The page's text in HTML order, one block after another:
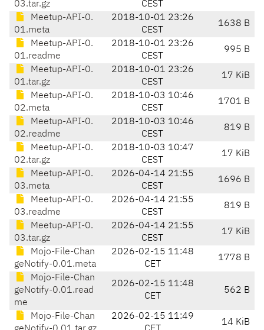
03.tar.gz
CEST
Meetup-API-0.
01.meta
2018-10-01 23:26
CEST
1638 B
Meetup-API-0.
01.readme
2018-10-01 23:26
CEST
995 B
Meetup-API-0.
01.tar.gz
2018-10-01 23:26
CEST
17 KiB
Meetup-API-0.
02.meta
2018-10-03 10:46
CEST
1701 B
Meetup-API-0.
02.readme
2018-10-03 10:46
CEST
819 B
Meetup-API-0.
02.tar.gz
2018-10-03 10:47
CEST
17 KiB
Meetup-API-0.
03.meta
2026-04-14 21:55
CEST
1696 B
Meetup-API-0.
03.readme
2026-04-14 21:55
CEST
819 B
Meetup-API-0.
03.tar.gz
2026-04-14 21:55
CEST
17 KiB
Mojo-File-Chan
geNotify-0.01.meta
2026-02-15 11:48
CET
1778 B
Mojo-File-Chan
geNotify-0.01.read
me
2026-02-15 11:48
CET
562 B
Mojo-File-Chan
2026-02-15 11:49
14 KiB